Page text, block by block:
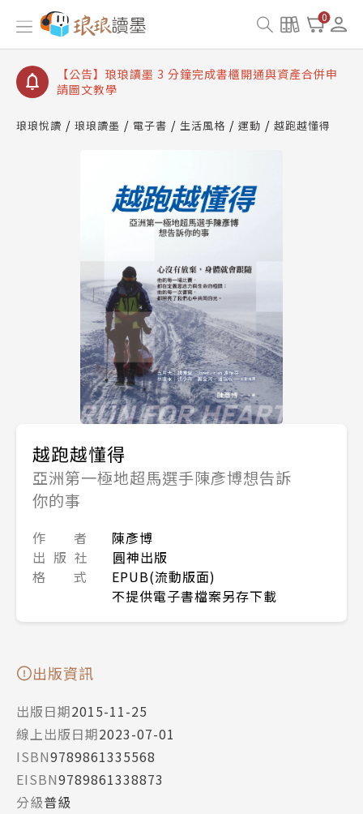
0
【公告】琅琅讀墨數位閱讀資產合併與書櫃開通申請
【公告】琅琅讀墨書櫃開通常見問題
【公告】琅琅讀墨 3 分鐘完成書櫃開通與資產合併申
請圖文教學
查詢
琅琅悅讀 琅琅讀墨 電子書 生活風格 運動 越跑越懂得
越跑越懂得
亞洲第一極地超馬選手陳彥博想告訴
你的事
作 者
陳彥博
出 版 社
圓神出版
格 式
EPUB(流動版面)
不提供電子書檔案另存下載
出版資訊
出版日期2015-11-25
線上出版日期2023-07-01
ISBN9789861335568
EISBN9789861338873
分級普級